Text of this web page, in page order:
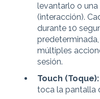
levantarlo o
(interacción).
durante 10
múltiples
sesión.
Touch (Toque):
toca la pantalla